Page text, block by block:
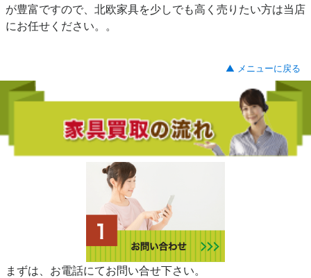
が豊富ですので、北欧家具を少しでも高く売りたい方は当店
にお任せください。。
▲ メニューに戻る
まずは、お電話にてお問い合せ下さい。